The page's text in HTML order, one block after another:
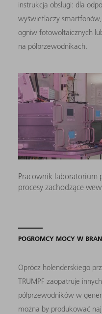
instrukcja obsługi: dla
wyświetlaczy
ogniw fotowoltaicznych
na półprzewodnikach.
Pracownik laboratorium
procesy zachodzące
POGROMCY MOCY W
Oprócz holenderskiego
TRUMPF zaopatruje
półprzewodników w
można by produkować